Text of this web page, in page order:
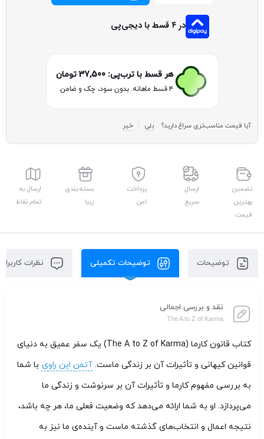
در ۴ قسط با دیجی‌پی
هر قسط با ترب‌پی:37,500 تومان
۴ قسط ماهانه. بدون سود، چک و ضامن.
آیا قیمت مناسب‌تری سراغ دارید؟ بلی خیر
تضمین
بهترین
قیمت
ارسال
سریع
پرداخت
امن
بسته بندی
زیبا
ارسال به
تمام نقاط
توضیحات توضیحات تکمیلی نظرات کاربران
نقد و بررسی اجمالی
The A to Z of Karma
کتاب قانون کارما (The A to Z of Karma) یک سفر عمیق به دنیای
قوانین کیهانی و تأثیرات آن بر زندگی ماست. آتمن این راوی با شما
به بررسی مفهوم کارما و تأثیرات آن بر سرنوشت و زندگی ما
می‌پردازد. او به شما ارائه می‌دهد که وضعیت فعلی ما، هر چه باشد،
نتیجه اعمال و انتخاب‌های گذشته ماست و آینده‌ی ما نیز به